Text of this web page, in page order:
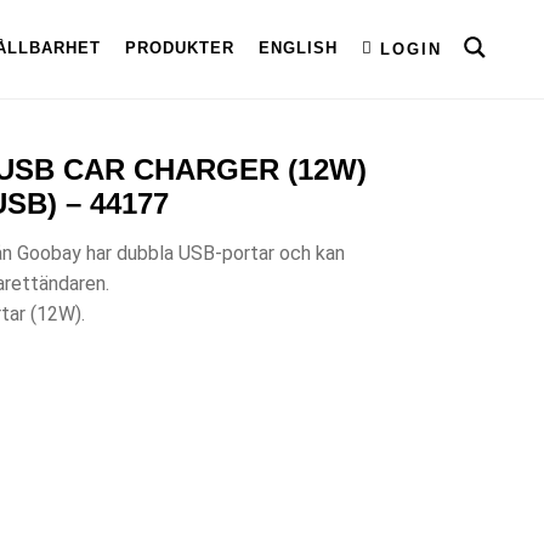
LOGIN
PRODUKTER ENGLISH
CAR CHARGER (12W)
– 44177
Goobay har dubbla USB-portar och kan
(12W).